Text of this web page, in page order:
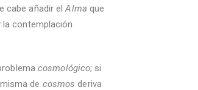
cabe añadir elAlma que
la contemplación
cosmológico; si
de cosmos deriva